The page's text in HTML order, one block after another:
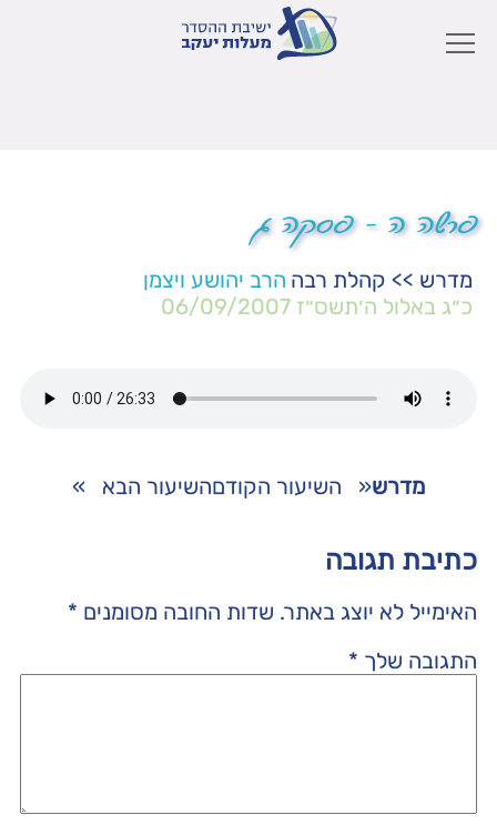
פרשה ה – פסקה ג
מדרש >> קהלת רבה הרב יהושע ויצמן
כ״ג באלול ה׳תשס״ז 06/09/2007
מדרש« השיעור הקודםהשיעור הבא »
כתיבת תגובה
האימייל לא יוצג באתר. שדות החובה מסומנים *
התגובה שלך *